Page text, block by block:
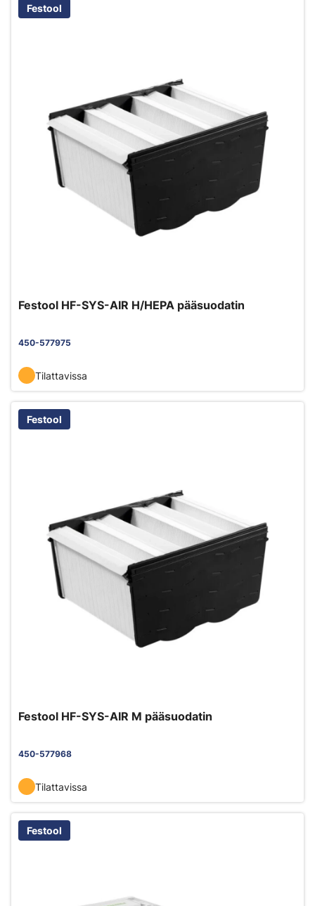
Festool
Festool HF-SYS-AIR H/HEPA pääsuodatin
450-577975
Tilattavissa
Festool
Festool HF-SYS-AIR M pääsuodatin
450-577968
Tilattavissa
Festool